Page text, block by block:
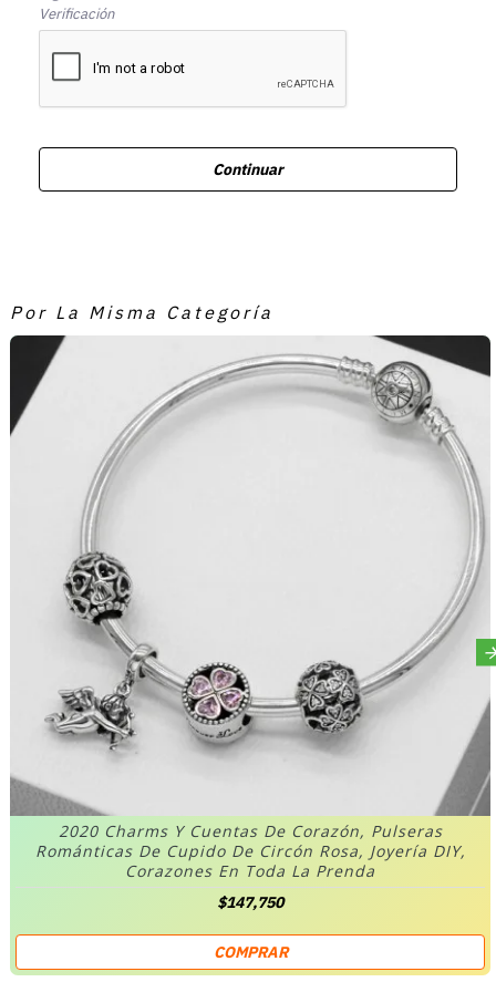
Verificación
Continuar
Por La Misma Categoría
2020 Charms Y Cuentas De Corazón, Pulseras
Románticas De Cupido De Circón Rosa, Joyería DIY,
Corazones En Toda La Prenda
$147,750
COMPRAR